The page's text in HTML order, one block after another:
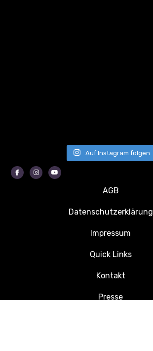
Auf Instagram folgen
FacebookInstagram
AGB
Datenschutzerklärung
Impressum
Quick Links
Kontakt
Presse